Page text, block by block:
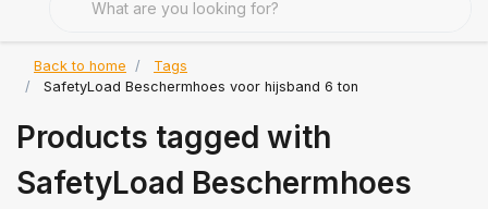
Back to home
Tags
SafetyLoad Beschermhoes voor hijsband 6 ton
Products tagged with
SafetyLoad Beschermhoes